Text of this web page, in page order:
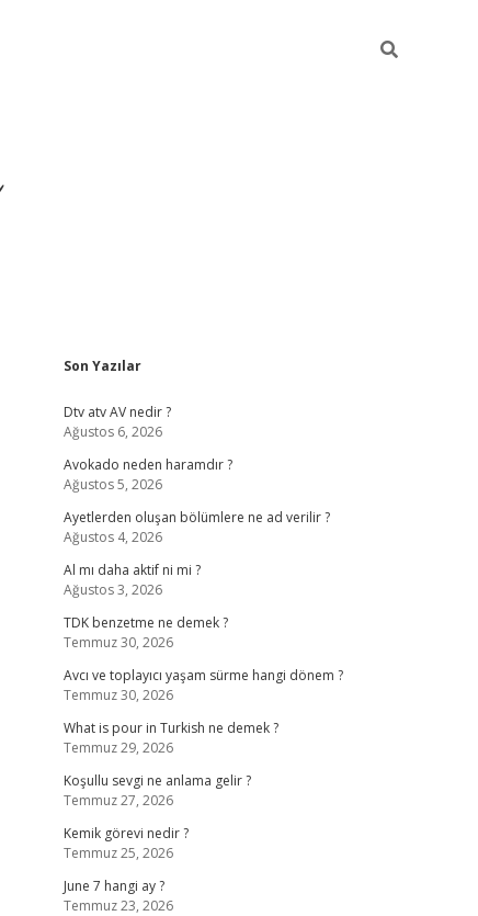
Sidebar
Son Yazılar
Dtv atv AV nedir ?
Ağustos 6, 2026
Avokado neden haramdır ?
Ağustos 5, 2026
Ayetlerden oluşan bölümlere ne ad verilir ?
Ağustos 4, 2026
Al mı daha aktif ni mi ?
Ağustos 3, 2026
TDK benzetme ne demek ?
Temmuz 30, 2026
Avcı ve toplayıcı yaşam sürme hangi dönem ?
Temmuz 30, 2026
What is pour in Turkish ne demek ?
Temmuz 29, 2026
Koşullu sevgi ne anlama gelir ?
Temmuz 27, 2026
Kemik görevi nedir ?
Temmuz 25, 2026
June 7 hangi ay ?
Temmuz 23, 2026